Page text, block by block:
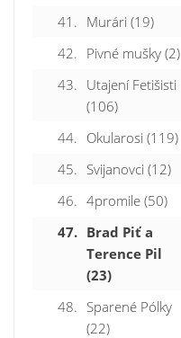
41. Murári (19)
42. Pivné mušky (2)
43. Utajení Fetišisti
(106)
44. Okularosi (119)
45. Svijanovci (12)
46. 4promile (50)
47. Brad Piť a
Terence Pil
(23)
48. Sparené Pólky
(22)